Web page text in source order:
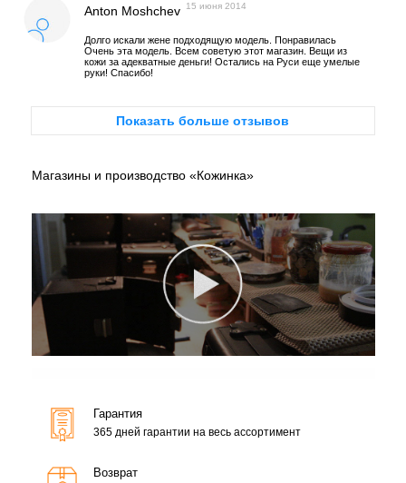
Anton Moshchev 15 июня 2014
Долго искали жене подходящую модель. Понравилась
Очень эта модель. Всем советую этот магазин. Вещи из
кожи за адекватные деньги! Остались на Руси еще умелые
руки! Спасибо!
Показать больше отзывов
Магазины и производство «Кожинка»
Гарантия
365 дней гарантии на весь ассортимент
Возврат